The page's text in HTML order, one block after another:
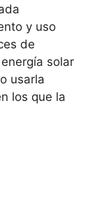
y uso
de
solar
usarla
los que la